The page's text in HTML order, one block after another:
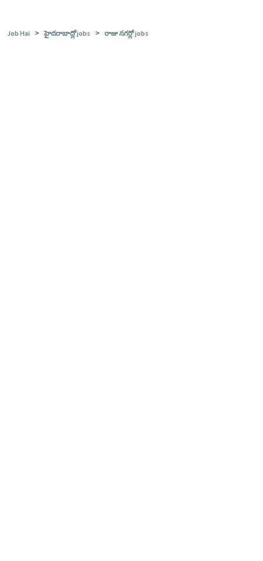
Job Hai > హైదరాబాద్లో jobs > రాజు నగర్లో jobs